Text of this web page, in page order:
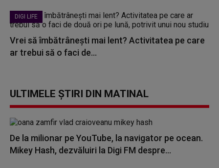
DIGI LIFE
Vrei să îmbătrânești mai lent? Activitatea pe care
ar trebui să o faci de...
ULTIMELE ȘTIRI DIN MATINAL
De la milionar pe YouTube, la navigator pe ocean.
Mikey Hash, dezvăluiri la Digi FM despre...